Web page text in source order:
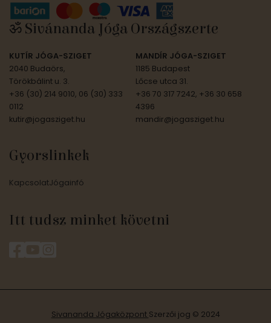
ॐ Sivánanda Jóga Országszerte
KUTÍR JÓGA-SZIGET
2040 Budaörs,
Törökbálint u. 3.
+36 (30) 214 9010, 06 (30) 333
0112
kutir@jogasziget.hu
MANDÍR JÓGA-SZIGET
1185 Budapest
Lőcse utca 31.
+36 70 317 7242, +36 30 658
4396
mandir@jogasziget.hu
Gyorslinkek
KapcsolatJógainfó
Itt tudsz minket követni
Sivananda Jógaközpont Szerzői jog © 2024